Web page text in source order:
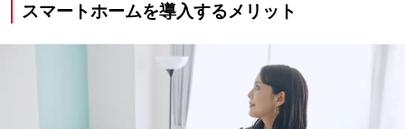
スマートホームを導入するメリット